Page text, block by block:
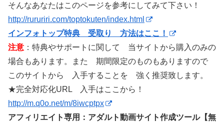
そんなあなたはこのページを参考にしてみて下さい！
http://rururiri.com/toptokuten/index.html
インフォトップ特典 受取り 方法はここ！
注意 ：特典やサポートに関して 当サイトから購入のみの
場合もあります。また 期間限定のものもありますので
このサイトから 入手することを 強く推奨致します。
★完全対応化URL 入手はここから！
http://m.q0o.net/m/8iwcptpx
アフィリエイト専用：アダルト動画サイト作成ツール【無